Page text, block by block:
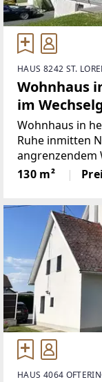
HAUS 8242 ST.
Wohnhaus
im
Wohnhaus in
Ruhe inmitten
angrenzendem
ideal für Natur-
auf ca. 950 m
130 m²
HAUS 4064